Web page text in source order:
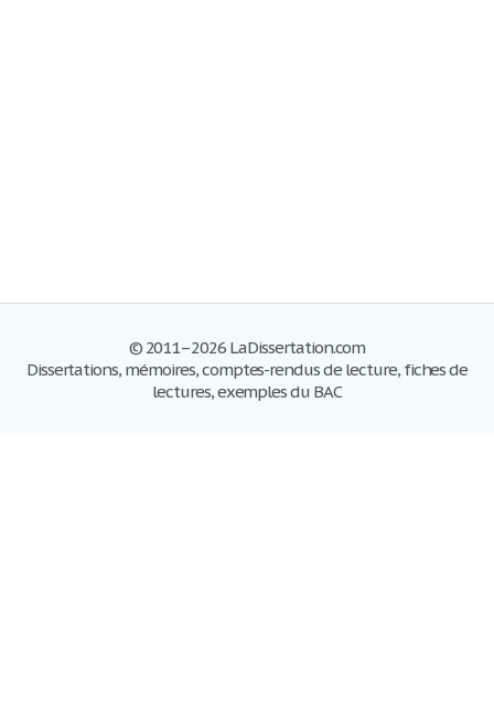
© 2011–2026 LaDissertation.com
Dissertations, mémoires, comptes-rendus de lecture, fiches de
lectures, exemples du BAC